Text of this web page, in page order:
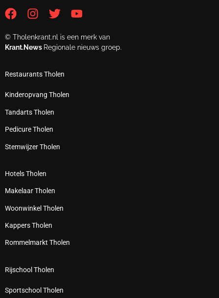
© Tholenkrant.nl is een merk van
Krant.News Regionale nieuws groep.
Restaurants Tholen
Kinderopvang Tholen
Tandarts Tholen
Pedicure Tholen
Stemwijzer Tholen
Hotels Tholen
Makelaar Tholen
Woonwinkel Tholen
Kappers Tholen
Rommelmarkt Tholen
Rijschool Tholen
Sportschool Tholen